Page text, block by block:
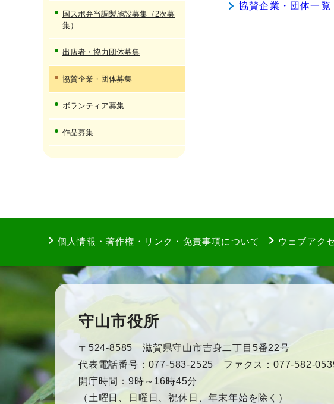
協賛企業・団体一覧
国スポ弁当調製施設募集（2次募
集）
出店者・協力団体募集
協賛企業・団体募集
ボランティア募集
作品募集
個人情報・著作権・リンク・免責事項について ウェブアク
守山市役所
〒524-8585 滋賀県守山市吉身二丁目5番22号
代表電話番号：077-583-2525 ファクス：077-582-
開庁時間：9時～16時45分
（土曜日、日曜日、祝休日、年末年始を除く）